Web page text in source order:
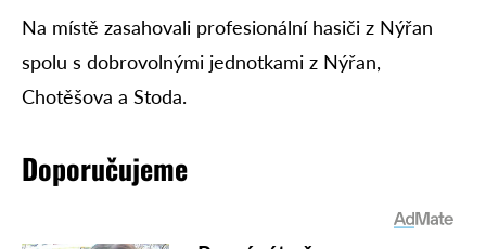
Na místě zasahovali profesionální hasiči z Nýřan
spolu s dobrovolnými jednotkami z Nýřan,
Chotěšova a Stoda.
Doporučujeme